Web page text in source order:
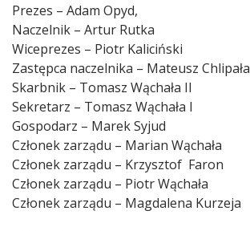
Prezes – Adam Opyd,
Naczelnik – Artur Rutka
Wiceprezes – Piotr Kaliciński
Zastępca naczelnika – Mateusz Chlipała
Skarbnik – Tomasz Wąchała II
Sekretarz – Tomasz Wąchała I
Gospodarz – Marek Syjud
Członek zarządu – Marian Wąchała
Członek zarządu – Krzysztof Faron
Członek zarządu – Piotr Wąchała
Członek zarządu – Magdalena Kurzeja